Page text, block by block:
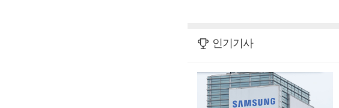
인기기사